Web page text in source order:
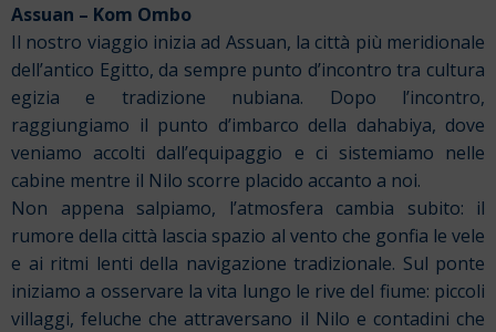
Assuan – Kom Ombo
Il nostro viaggio inizia ad Assuan, la città più meridionale
dell’antico Egitto, da sempre punto d’incontro tra cultura
egizia e tradizione nubiana. Dopo l’incontro,
raggiungiamo il punto d’imbarco della dahabiya, dove
veniamo accolti dall’equipaggio e ci sistemiamo nelle
cabine mentre il Nilo scorre placido accanto a noi.
Non appena salpiamo, l’atmosfera cambia subito: il
rumore della città lascia spazio al vento che gonfia le vele
e ai ritmi lenti della navigazione tradizionale. Sul ponte
iniziamo a osservare la vita lungo le rive del fiume: piccoli
villaggi, feluche che attraversano il Nilo e contadini che